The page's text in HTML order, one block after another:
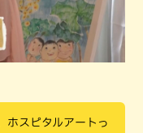
ホスピタルアートっ